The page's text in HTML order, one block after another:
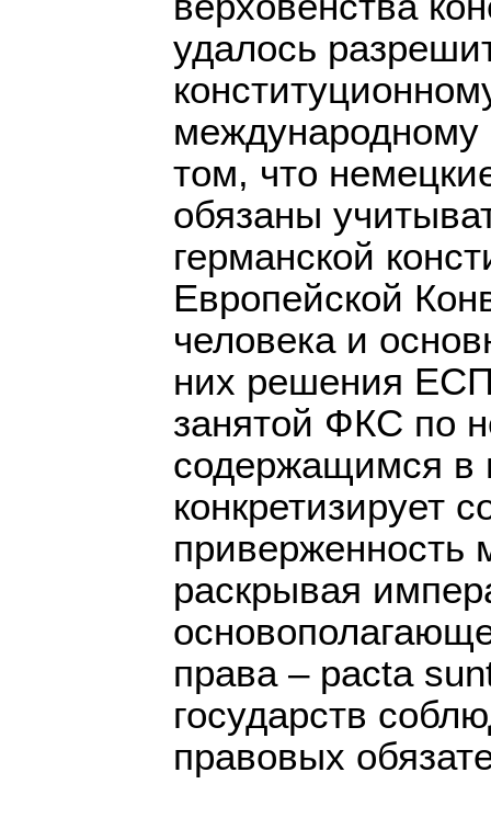
удалось
том, что
обязаны
германской
Европейской
человека и
них решения
занятой ФКС по
содержащимся в
конкретизирует
приверженность
раскрывая
права – pacta
государств
правовых